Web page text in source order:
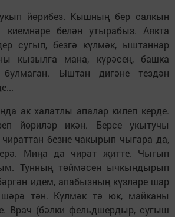
укып йөрибез. Кышның бер салкын
киемнәре белән утырабыз. Аякта
сугып, безгә күлмәк, ыштаннар
кызылга мана, күрәсең, башка
булмаган. Ыштан дигәне тездән
ак халатлы апалар килеп керде.
йөриләр икән. Берсе укытучы
безне чакырып чыгара да,
Миңа да чират җитте. Чыгып
Тунның төймәсен ычкындырып
идем, апабызның күзләре шар
тән. Күлмәк тә юк, майканы
Врач (бәлки фельдшердыр, сугыш